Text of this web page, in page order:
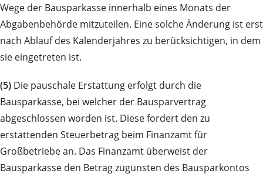
Wege der Bausparkasse innerhalb eines Monats der
Abgabenbehörde mitzuteilen. Eine solche Änderung ist erst
nach Ablauf des Kalenderjahres zu berücksichtigen, in dem
sie eingetreten ist.
(5) Die pauschale Erstattung erfolgt durch die
Bausparkasse, bei welcher der Bausparvertrag
abgeschlossen worden ist. Diese fordert den zu
erstattenden Steuerbetrag beim Finanzamt für
Großbetriebe an. Das Finanzamt überweist der
Bausparkasse den Betrag zugunsten des Bausparkontos